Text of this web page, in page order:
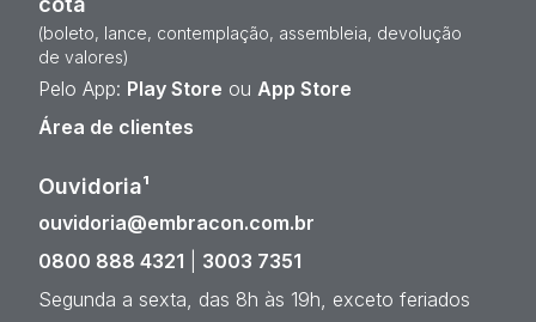
(boleto, lance, contemplação, assembleia, devolução
de valores)
Pelo App: Play Store ou App Store
Área de clientes
Ouvidoria¹
ouvidoria@embracon.com.br
0800 888 4321
3003 7351
Segunda a sexta, das 8h às 19h, exceto feriados